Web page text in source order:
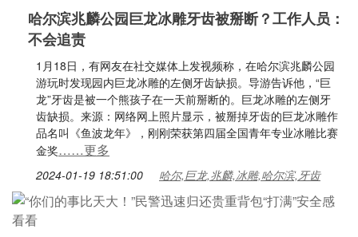
哈尔滨兆麟公园巨龙冰雕牙齿被掰断？工作人员：
不会追责
1月18日，有网友在社交媒体上发视频称，在哈尔滨兆麟公园
游玩时发现园内巨龙冰雕的左侧牙齿缺损。导游告诉他，“巨
龙”牙齿是被一个熊孩子在一天前掰断的。巨龙冰雕的左侧牙
齿缺损。来源：网络网上照片显示，被掰掉牙齿的巨龙冰雕作
品名叫《鱼波龙年》，刚刚荣获第四届全国青年专业冰雕比赛
金奖……更多
2024-01-19 18:51:00 哈尔,巨龙,兆麟,冰雕,哈尔滨,牙齿